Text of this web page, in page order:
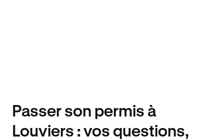
Passer son permis à
Louviers : vos questions,